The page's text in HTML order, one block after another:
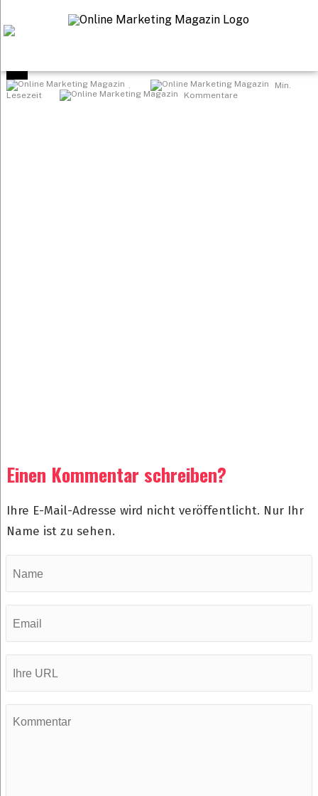
Startseite
.
Min.
Lesezeit
Kommentare
Einen Kommentar schreiben?
Ihre E-Mail-Adresse wird nicht veröffentlicht. Nur Ihr
Name ist zu sehen.